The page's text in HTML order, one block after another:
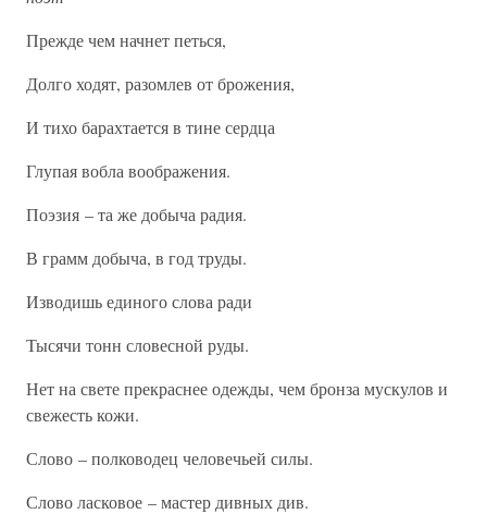
Прежде чем начнет петься,
Долго ходят, разомлев от брожения,
И тихо барахтается в тине сердца
Глупая вобла воображения.
Поэзия – та же добыча радия.
В грамм добыча, в год труды.
Изводишь единого слова ради
Тысячи тонн словесной руды.
Нет на свете прекраснее одежды, чем бронза мускулов и
свежесть кожи.
Слово – полководец человечьей силы.
Слово ласковое – мастер дивных див.